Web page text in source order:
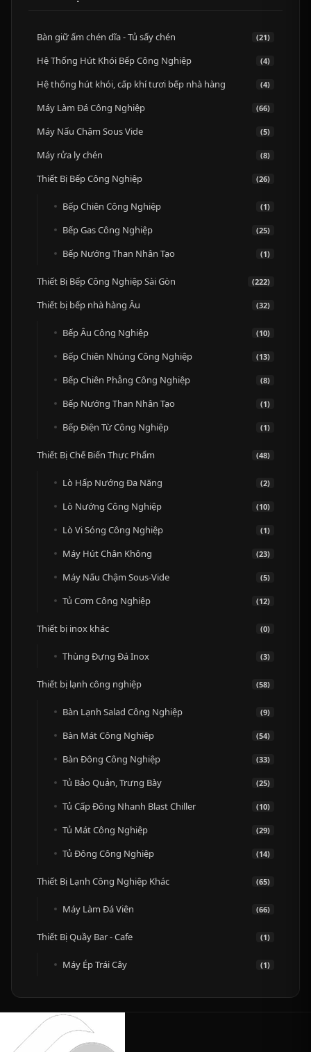
Bàn giữ ấm chén dĩa - Tủ sấy chén (21)
Hệ Thống Hút Khói Bếp Công Nghiệp (4)
Hệ thống hút khói, cấp khí tươi bếp nhà hàng (4)
Máy Làm Đá Công Nghiệp (66)
Máy Nấu Chậm Sous Vide (5)
Máy rửa ly chén (8)
Thiết Bị Bếp Công Nghiệp (26)
Bếp Chiên Công Nghiệp (1)
Bếp Gas Công Nghiệp (25)
Bếp Nướng Than Nhân Tạo (1)
Thiết Bị Bếp Công Nghiệp Sài Gòn (222)
Thiết bị bếp nhà hàng Âu (32)
Bếp Âu Công Nghiệp (10)
Bếp Chiên Nhúng Công Nghiệp (13)
Bếp Chiên Phẳng Công Nghiệp (8)
Bếp Nướng Than Nhân Tạo (1)
Bếp Điện Từ Công Nghiệp (1)
Thiết Bị Chế Biến Thực Phẩm (48)
Lò Hấp Nướng Đa Năng (2)
Lò Nướng Công Nghiệp (10)
Lò Vi Sóng Công Nghiệp (1)
Máy Hút Chân Không (23)
Máy Nấu Chậm Sous-Vide (5)
Tủ Cơm Công Nghiệp (12)
Thiết bị inox khác (0)
Thùng Đựng Đá Inox (3)
Thiết bị lạnh công nghiệp (58)
Bàn Lạnh Salad Công Nghiệp (9)
Bàn Mát Công Nghiệp (54)
Bàn Đông Công Nghiệp (33)
Tủ Bảo Quản, Trưng Bày (25)
Tủ Cấp Đông Nhanh Blast Chiller (10)
Tủ Mát Công Nghiệp (29)
Tủ Đông Công Nghiệp (14)
Thiết Bị Lạnh Công Nghiệp Khác (65)
Máy Làm Đá Viên (66)
Thiết Bị Quầy Bar - Cafe (1)
Máy Ép Trái Cây (1)